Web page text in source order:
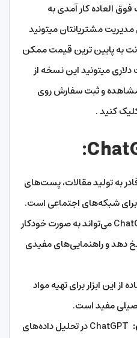
فوق العاده کار آمدی به
مشتریانتان میتونید
به پایین ترین قیمت ممکن
دلاری میتونید این نسخه از
مشاهده و ثبت سفارش روی
کنید .
به تولید مقالات، پست‌های
برای شبکه‌های اجتماعی است.
ChatGPT می‌تواند به صورت خودکار
دهد و راهنمایی‌های مفیدی
از این ابزار برای تهیه مواد
مفید است.
ChatGPT در تحلیل داده‌های